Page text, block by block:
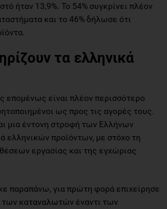
ήταν 13,9%. Το 54% συγκρίνει πλέον
και το 46% δήλωσε ότι
τα ελληνικά
επομένως είναι πλέον περισσότερο
ως προς τις αγορές τους.
μια έντονη στροφή των Ελλήνων
ελληνικών προϊόντων, με στόχο τη
εργασίας και της εγχώριας
παραπάνω, για πρώτη φορά επιχείρησε
καταναλωτών έναντι των